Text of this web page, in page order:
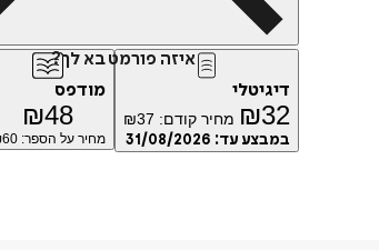
איזה פורמט בא לך?
דיגיטלי
₪32 מחיר קודם: ₪37
במבצע עד: 31/08/2026
מודפס
₪48
מחיר על הספר: ₪60